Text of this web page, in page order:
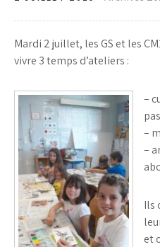
Mardi 2 juillet, les GS et les
vivre 3 temps d’ateliers :
–
–
–
Ils
et